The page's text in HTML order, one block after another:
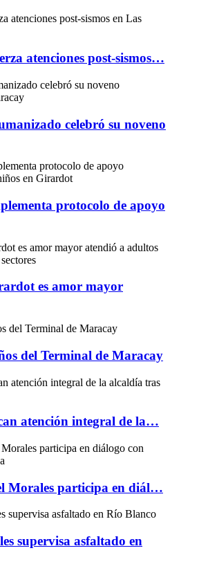
atenciones post-sismos…
celebró su noveno
protocolo de apoyo
es amor mayor
del Terminal de Maracay
atención integral de la…
Morales participa en diál…
supervisa asfaltado en